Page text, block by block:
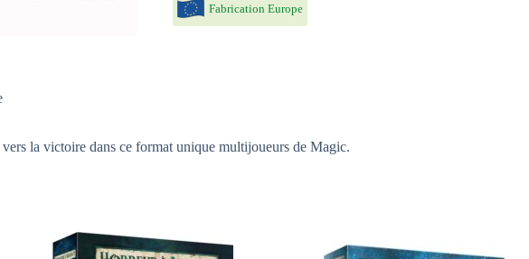
Fabrication Europe
la victoire dans ce format unique multijoueurs de Magic.